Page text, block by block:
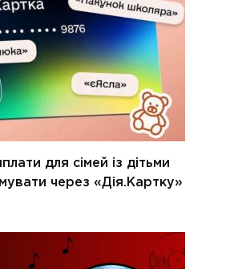
для сімей із дітьми
через «Дія.Картку»